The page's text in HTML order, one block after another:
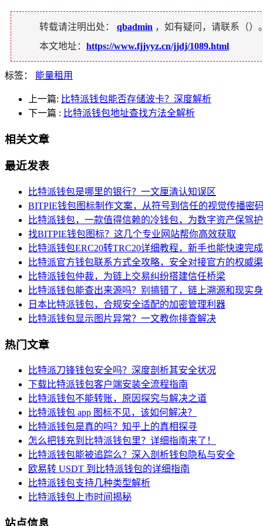
转载请注明出处： qbadmin ，如有疑问，请联系（）。
本文地址： https://www.fjjyyz.cn/jjdj/1089.html
标签： 能量租用
上一篇: 比特派钱包能否存储波卡？深度解析
下一篇 : 比特派钱包地址查找方法全解析
相关文章
最近发表
比特派钱包是哪里的银行？一文厘清认知误区
BITPIE钱包图标制作文案，从符号到信任的视觉传播密码
比特派钱包，一款值得信赖的冷钱包，为数字资产保驾
找BITPIE钱包图标？这几个专业网站帮你高效获取
比特派钱包ERC20转TRC20详细教程，新手也能快速完
比特派官方钱包联系方式全攻略，安全对接官方的权威
比特派钱包仲裁，为链上交易纠纷搭建信任桥梁
比特派钱包能查出来源吗？别搞错了，链上溯源和现实
日本比特派钱包，合规安全适配的加密管理利器
比特派钱包显示图片异常？一文教你排查解决
热门文章
比特派刀锋钱包安全吗？深度剖析其安全状况
下载比特派钱包客户端安装全流程指南
比特派钱包不能转账，原因探究与解决之道
比特派钱包 app 图标不见，该如何解决？
比特派钱包是真的吗？知乎上的真相探寻
怎么把钱充到比特派钱包里？详细指南来了！
比特派钱包能被追踪么？深入剖析钱包隐私与安全
欧易转 USDT 到比特派钱包的详细指南
比特派钱包支持几种类型解析
比特派钱包上市时间揭秘
站点信息